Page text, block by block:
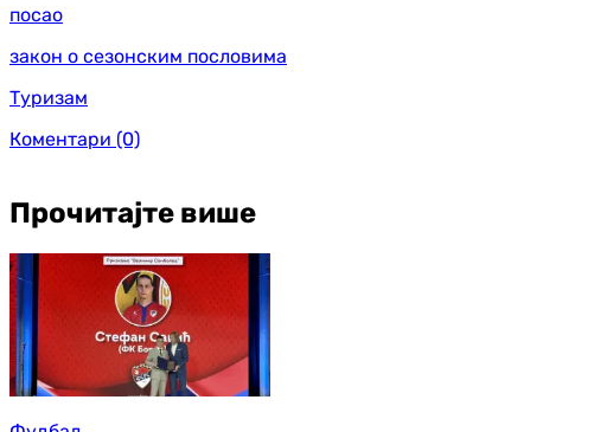
посао
закон о сезонским пословима
Туризам
Коментари (0)
Прочитајте више